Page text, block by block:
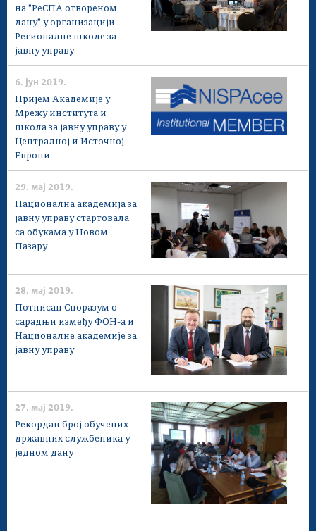
на "РеСПА отвореном
дану" у организацији
Регионалне школе за
јавну управу
6. јун 2019.
Пријем Академије у
Мрежу института и
школа за јавну управу у
Централној и Источној
Европи
29. мај 2019.
Национална академија за
јавну управу стартовала
са обукама у Новом
Пазару
28. мај 2019.
Потписан Споразум о
сарадњи између ФОН-а и
Националне академије за
јавну управу
27. мај 2019.
Рекордан број обучених
државних службеника у
једном дану